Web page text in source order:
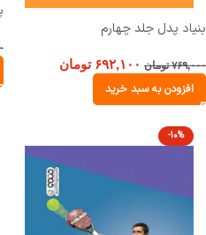
بنیاد پدل جلد چهارم
۷۶۹,۰۰۰ تومان ۶۹۲,۱۰۰ تومان
افزودن به سبد خرید
-10%